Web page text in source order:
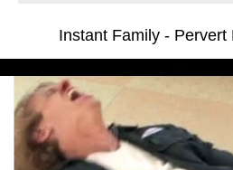
Instant Family - Pervert